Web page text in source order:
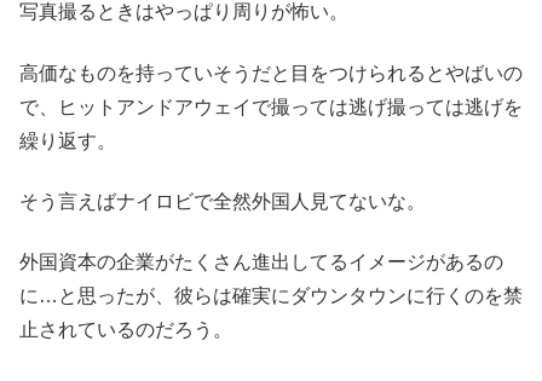
写真撮るときはやっぱり周りが怖い。
高価なものを持っていそうだと目をつけられるとやばいの
で、ヒットアンドアウェイで撮っては逃げ撮っては逃げを
繰り返す。
そう言えばナイロビで全然外国人見てないな。
外国資本の企業がたくさん進出してるイメージがあるの
に…と思ったが、彼らは確実にダウンタウンに行くのを禁
止されているのだろう。